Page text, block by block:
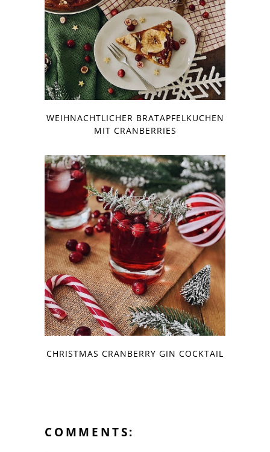
WEIHNACHTLICHER BRATAPFELKUCHEN
MIT CRANBERRIES
CHRISTMAS CRANBERRY GIN COCKTAIL
COMMENTS: